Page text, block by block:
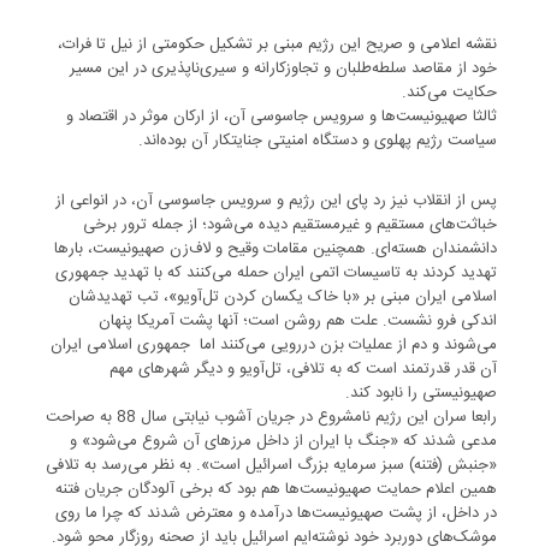
نقشه اعلامی و صریح این رژیم مبنی بر تشکیل حکومتی از نیل تا فرات،
خود از مقاصد سلطه‌طلبان و تجاوزکارانه و سیری‌ناپذیری در این مسیر
حکایت می‌کند.
ثالثا صهیونیست‌ها و سرویس جاسوسی آن، از ارکان موثر در اقتصاد و
سیاست رژیم پهلوی و دستگاه امنیتی جنایتکار آن بوده‌اند.
پس از انقلاب‌ نیز رد پای این رژیم و سرویس جاسوسی آن، در انواعی از
خباثت‌های مستقیم و غیرمستقیم دیده می‌شود؛ از جمله ترور برخی
دانشمندان هسته‌ای. همچنین مقامات وقیح و لاف‌زن صهیونیست، بارها
تهدید کردند به تاسیسات اتمی ایران حمله می‌کنند که با تهدید جمهوری
اسلامی ایران مبنی بر «‌با خاک یکسان کردن تل‌آویو»، تب تهدیدشان
اندکی فرو نشست. علت هم روشن است؛ آنها پشت آمریکا پنهان
می‌شوند و دم از عملیات بزن در‌رویی می‌کنند اما جمهوری اسلامی ایران
آن قدر قدرتمند است که به تلافی، تل‌آویو و دیگر شهرهای مهم
صهیونیستی را نابود کند.
رابعا سران این رژیم نامشروع در جریان آشوب نیابتی سال 88 به صراحت
مدعی شدند که «جنگ با ایران از داخل مرزهای آن شروع می‌شود» و
«جنبش (فتنه) سبز سرمایه بزرگ اسرائیل است». به نظر می‌رسد به تلافی
همین اعلام حمایت صهیونیست‌ها هم بود که برخی آلودگان جریان فتنه
در داخل، از پشت صهیونیست‌ها درآمده و معترض شدند که چرا ما روی
موشک‌های دوربرد خود نوشته‌ایم اسرائیل باید از صحنه روزگار محو شود.